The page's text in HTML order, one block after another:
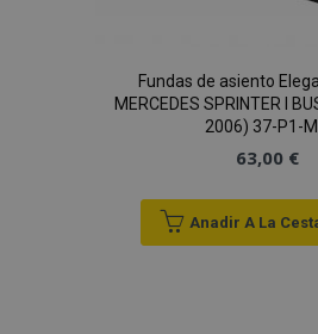
Fundas de asiento
MERCEDES SPRINTER I
2006) 37-P1-M
63,00 €
Anadir A La